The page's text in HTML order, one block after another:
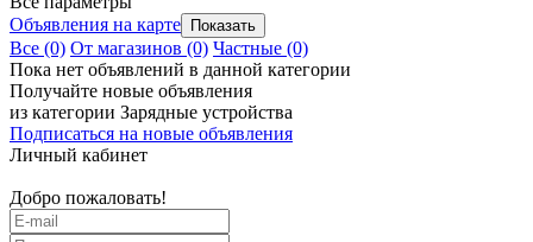
Объявления на карте
Все (0) От магазинов (0) Частные (0)
Пока нет объявлений в данной категории
Получайте новые объявления
из категории Зарядные устройства
Подписаться на новые объявления
Личный кабинет
Добро пожаловать!